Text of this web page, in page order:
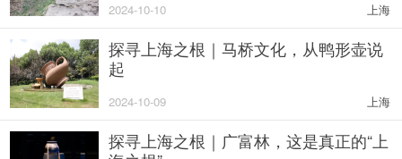
2024-10-10 上海
探寻上海之根｜马桥文化，从鸭形壶说
起
2024-10-09 上海
探寻上海之根｜广富林，这是真正的“上